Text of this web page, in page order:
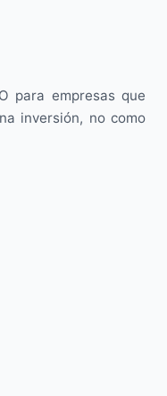
para empresas que
inversión, no como